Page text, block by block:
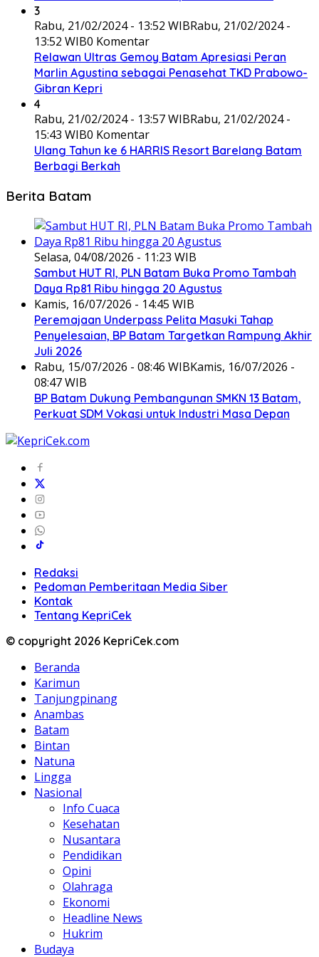
3
Rabu, 21/02/2024 - 13:52 WIBRabu, 21/02/2024 -
13:52 WIB0 Komentar
Relawan Ultras Gemoy Batam Apresiasi Peran
Marlin Agustina sebagai Penasehat TKD Prabowo-
Gibran Kepri
4
Rabu, 21/02/2024 - 13:57 WIBRabu, 21/02/2024 -
15:43 WIB0 Komentar
Ulang Tahun ke 6 HARRIS Resort Barelang Batam
Berbagi Berkah
Berita Batam
Selasa, 04/08/2026 - 11:23 WIB
Sambut HUT RI, PLN Batam Buka Promo Tambah
Daya Rp81 Ribu hingga 20 Agustus
Kamis, 16/07/2026 - 14:45 WIB
Peremajaan Underpass Pelita Masuki Tahap
Penyelesaian, BP Batam Targetkan Rampung Akhir
Juli 2026
Rabu, 15/07/2026 - 08:46 WIBKamis, 16/07/2026 -
08:47 WIB
BP Batam Dukung Pembangunan SMKN 13 Batam,
Perkuat SDM Vokasi untuk Industri Masa Depan
Redaksi
Pedoman Pemberitaan Media Siber
Kontak
Tentang KepriCek
© copyright 2026 KepriCek.com
Beranda
Karimun
Tanjungpinang
Anambas
Batam
Bintan
Natuna
Lingga
Nasional
Info Cuaca
Kesehatan
Nusantara
Pendidikan
Opini
Olahraga
Ekonomi
Headline News
Hukrim
Budaya